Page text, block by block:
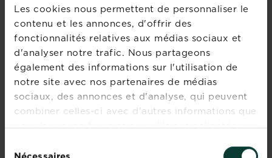
Les cookies nous permettent de personnaliser le
contenu et les annonces, d'offrir des
fonctionnalités relatives aux médias sociaux et
d'analyser notre trafic. Nous partageons
également des informations sur l'utilisation de
notre site avec nos partenaires de médias
sociaux, des annonces et d'analyse, qui peuvent
combiner celles-ci avec d'autres informations que
vous leur avez fournies ou qu'ils ont collectées
Vergerette du
Canada
En savoir plus
Spergule des
champs
En savoir plus